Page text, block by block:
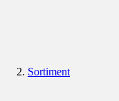
Sortiment